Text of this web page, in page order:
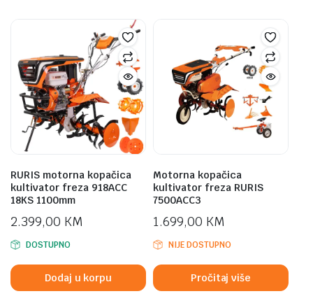
RURIS motorna kopačica
kultivator freza 918ACC
18KS 1100mm
2.399,00 KM
DOSTUPNO
Dodaj u korpu
Motorna kopačica
kultivator freza RURIS
7500ACC3
1.699,00 KM
NIJE DOSTUPNO
Pročitaj više